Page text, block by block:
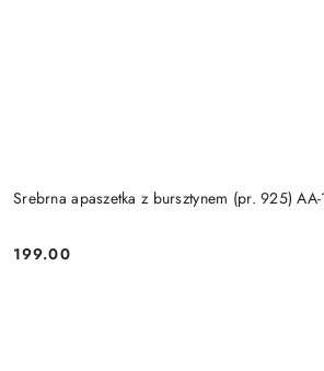
Srebrna apaszetka z bursztynem (pr. 925) AA-
Cena:
199.00